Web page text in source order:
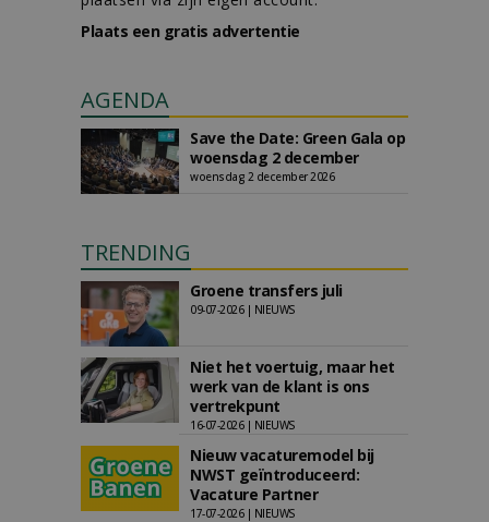
Plaats een gratis advertentie
AGENDA
Save the Date: Green Gala op
woensdag 2 december
woensdag 2 december 2026
TRENDING
Groene transfers juli
09-07-2026 | NIEUWS
Niet het voertuig, maar het
werk van de klant is ons
vertrekpunt
16-07-2026 | NIEUWS
Nieuw vacaturemodel bij
NWST geïntroduceerd:
Vacature Partner
17-07-2026 | NIEUWS